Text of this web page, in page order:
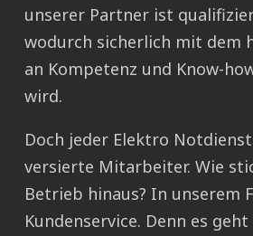
unserer Partner ist
wodurch sicherlich mit dem
an Kompetenz und Know-
wird.
Doch jeder Elektro
versierte Mitarbeiter. Wie
Betrieb hinaus? In unserem
Kundenservice. Denn es